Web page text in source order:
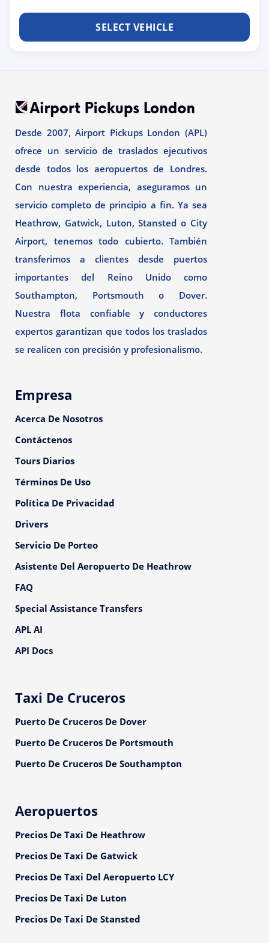
SELECT VEHICLE
Desde 2007, Airport Pickups London (APL)
ofrece un servicio de traslados ejecutivos
desde todos los aeropuertos de Londres.
Con nuestra experiencia, aseguramos un
servicio completo de principio a fin. Ya sea
Heathrow, Gatwick, Luton, Stansted o City
Airport, tenemos todo cubierto. También
transferimos a clientes desde puertos
importantes del Reino Unido como
Southampton, Portsmouth o Dover.
Nuestra flota confiable y conductores
expertos garantizan que todos los traslados
se realicen con precisión y profesionalismo.
Empresa
Acerca De Nosotros
Contáctenos
Tours Diarios
Términos De Uso
Política De Privacidad
Drivers
Servicio De Porteo
Asistente Del Aeropuerto De Heathrow
FAQ
Special Assistance Transfers
APL AI
API Docs
Taxi De Cruceros
Puerto De Cruceros De Dover
Puerto De Cruceros De Portsmouth
Puerto De Cruceros De Southampton
Aeropuertos
Precios De Taxi De Heathrow
Precios De Taxi De Gatwick
Precios De Taxi Del Aeropuerto LCY
Precios De Taxi De Luton
Precios De Taxi De Stansted